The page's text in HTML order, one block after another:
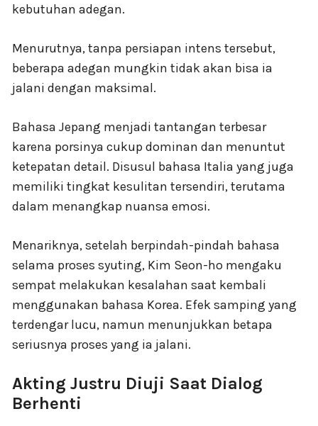
kebutuhan adegan.
Menurutnya, tanpa persiapan intens tersebut,
beberapa adegan mungkin tidak akan bisa ia
jalani dengan maksimal.
Bahasa Jepang menjadi tantangan terbesar
karena porsinya cukup dominan dan menuntut
ketepatan detail. Disusul bahasa Italia yang juga
memiliki tingkat kesulitan tersendiri, terutama
dalam menangkap nuansa emosi.
Menariknya, setelah berpindah-pindah bahasa
selama proses syuting, Kim Seon-ho mengaku
sempat melakukan kesalahan saat kembali
menggunakan bahasa Korea. Efek samping yang
terdengar lucu, namun menunjukkan betapa
seriusnya proses yang ia jalani.
Akting Justru Diuji Saat Dialog
Berhenti